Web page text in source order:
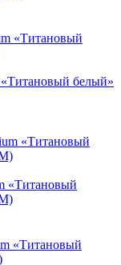
белый»
«Tитановый